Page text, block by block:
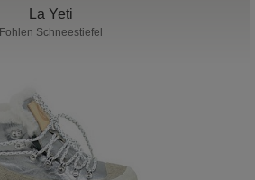
La Yeti
Fohlen Schneestiefel